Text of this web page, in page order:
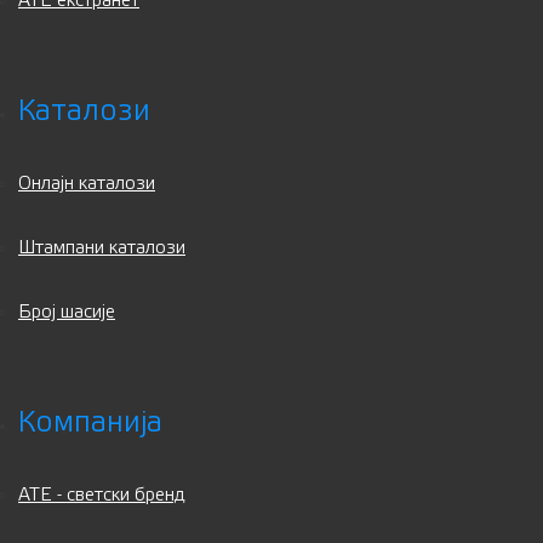
Каталози
Онлајн каталози
Штампани каталози
Број шасије
Компанија
ATE - светски бренд